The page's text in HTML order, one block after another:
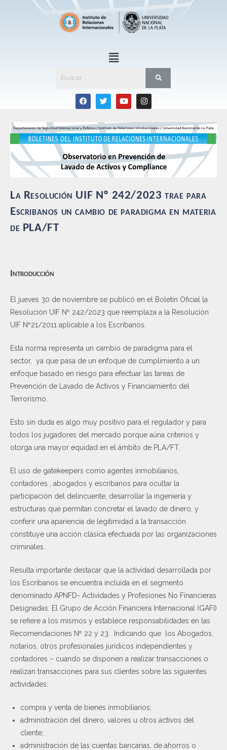
La Resolución UIF Nº 242/2023 trae para
Escribanos un cambio de paradigma en materia
de PLA/FT
Introducción
El jueves 30 de noviembre se publicó en el Boletín Oficial la
Resolución UIF Nº 242/2023 que reemplaza a la Resolución
UIF Nº21/2011 aplicable a los Escribanos.
Esta norma representa un cambio de paradigma para el
sector, ya que pasa de un enfoque de cumplimiento a un
enfoque basado en riesgo para efectuar las tareas de
Prevención de Lavado de Activos y Financiamiento del
Terrorismo.
Esto sin duda es algo muy positivo para el regulador y para
todos los jugadores del mercado porque aúna criterios y
otorga una mayor equidad en el ámbito de PLA/FT.
El uso de gatekeepers como agentes inmobiliarios,
contadores , abogados y escribanos para ocultar la
participación del delincuente, desarrollar la ingeniería y
estructuras que permitan concretar el lavado de dinero, y
conferir una apariencia de legitimidad a la transacción
constituye una acción clásica efectuada por las organizaciones
criminales.
Resulta importante destacar que la actividad desarrollada por
los Escribanos se encuentra incluída en el segmento
denominado APNFD- Actividades y Profesiones No Financieras
Designadas. El Grupo de Acción Financiera Internacional (GAFI)
se refiere a los mismos y establece responsabilidades en las
Recomendaciones Nº 22 y 23. Indicando que los Abogados,
notarios, otros profesionales jurídicos independientes y
contadores – cuando se disponen a realizar transacciones o
realizan transacciones para sus clientes sobre las siguientes
actividades:
compra y venta de bienes inmobiliarios;
administración del dinero, valores u otros activos del
cliente;
administración de las cuentas bancarias, de ahorros o